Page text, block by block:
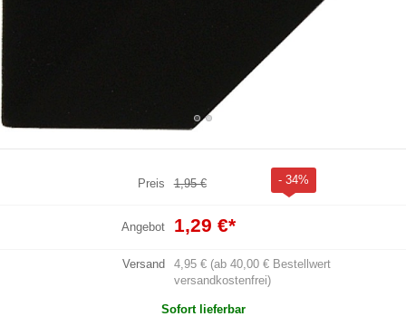
Preis 1,95 € - 34%
Angebot 1,29 €*
Versand
4,95 € (ab 40,00 € Bestellwert
versandkostenfrei)
Sofort lieferbar